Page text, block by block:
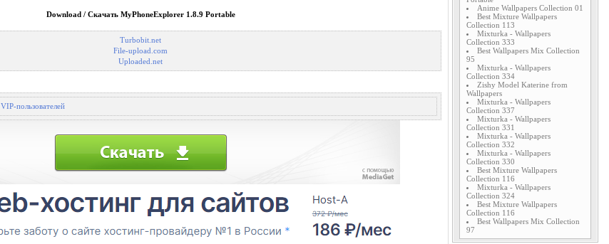
Download / Скачать MyPhoneExplorer 1.8.9 Portable
Turbobit.net
File-upload.com
Uploaded.net
VIP-пользователей
Anime Wallpapers Collection 01
Best Mixture Wallpapers
Collection 113
Mixturka - Wallpapers
Collection 333
Best Wallpapers Mix Collection
95
Mixturka - Wallpapers
Collection 334
Zishy Model Katerine from
Wallpapers
Mixturka - Wallpapers
Collection 337
Mixturka - Wallpapers
Collection 331
Mixturka - Wallpapers
Collection 332
Mixturka - Wallpapers
Collection 330
Best Mixture Wallpapers
Collection 116
Mixturka - Wallpapers
Collection 324
Best Mixture Wallpapers
Collection 116
Best Wallpapers Mix Collection
97